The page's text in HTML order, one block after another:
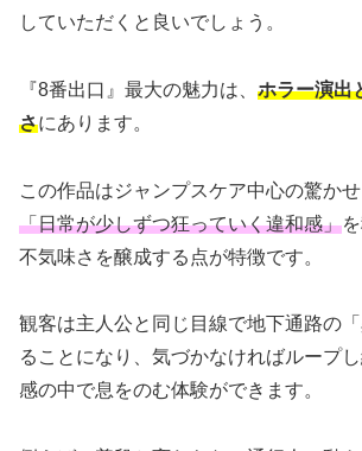
していただくと良いでしょう。
『8番出口』最大の魅力は、 ホラー演出
さにあります。
この作品はジャンプスケア中心の驚かせ
「日常が少しずつ狂っていく違和感」
不気味さを醸成する点が特徴です。
観客は主人公と同じ目線で地下通路の
ることになり、気づかなければループ
感の中で息をのむ体験ができます。